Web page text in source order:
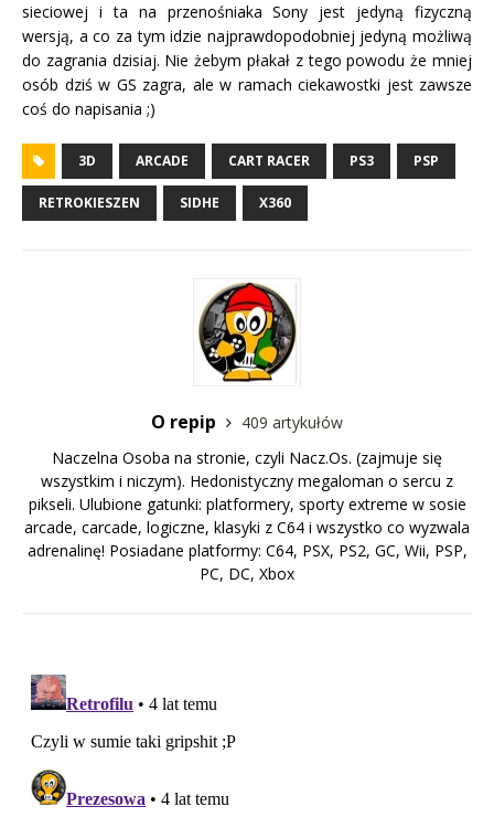
sieciowej i ta na przenośniaka Sony jest jedyną fizyczną
wersją, a co za tym idzie najprawdopodobniej jedyną możliwą
do zagrania dzisiaj. Nie żebym płakał z tego powodu że mniej
osób dziś w GS zagra, ale w ramach ciekawostki jest zawsze
coś do napisania ;)
3D ARCADE CART RACER PS3 PSP
RETROKIESZEN SIDHE X360
O repip
409 artykułów
Naczelna Osoba na stronie, czyli Nacz.Os. (zajmuje się
wszystkim i niczym). Hedonistyczny megaloman o sercu z
pikseli. Ulubione gatunki: platformery, sporty extreme w sosie
arcade, carcade, logiczne, klasyki z C64 i wszystko co wyzwala
adrenalinę! Posiadane platformy: C64, PSX, PS2, GC, Wii, PSP,
PC, DC, Xbox